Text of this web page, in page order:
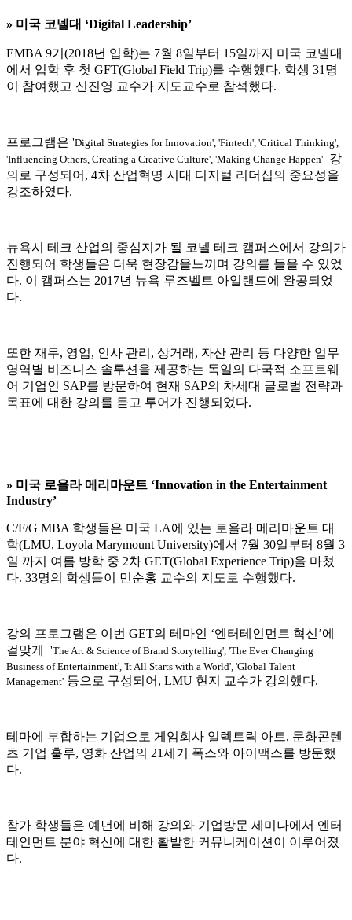
» 미국 코넬대 ‘Digital Leadership’
EMBA 9기(2018년 입학)는 7월 8일부터 15일까지 미국 코넬대
에서 입학 후 첫 GFT(Global Field Trip)를 수행했다. 학생 31명
이 참여했고 신진영 교수가 지도교수로 참석했다.
프로그램은 'Digital Strategies for Innovation', 'Fintech', 'Critical Thinking',
'Influencing Others, Creating a Creative Culture', 'Making Change Happen' 강
의로 구성되어, 4차 산업혁명 시대 디지털 리더십의 중요성을
강조하였다.
뉴욕시 테크 산업의 중심지가 될 코넬 테크 캠퍼스에서 강의가
진행되어 학생들은 더욱 현장감을느끼며 강의를 들을 수 있었
다. 이 캠퍼스는 2017년 뉴욕 루즈벨트 아일랜드에 완공되었
다.
또한 재무, 영업, 인사 관리, 상거래, 자산 관리 등 다양한 업무
영역별 비즈니스 솔루션을 제공하는 독일의 다국적 소프트웨
어 기업인 SAP를 방문하여 현재 SAP의 차세대 글로벌 전략과
목표에 대한 강의를 듣고 투어가 진행되었다.
» 미국 로욜라 메리마운트 ‘Innovation in the Entertainment
Industry’
C/F/G MBA 학생들은 미국 LA에 있는 로욜라 메리마운트 대
학(LMU, Loyola Marymount University)에서 7월 30일부터 8월 3
일 까지 여름 방학 중 2차 GET(Global Experience Trip)을 마쳤
다. 33명의 학생들이 민순홍 교수의 지도로 수행했다.
강의 프로그램은 이번 GET의 테마인 ‘엔터테인먼트 혁신’에
걸맞게 'The Art & Science of Brand Storytelling', 'The Ever Changing
Business of Entertainment', 'It All Starts with a World', 'Global Talent
Management' 등으로 구성되어, LMU 현지 교수가 강의했다.
테마에 부합하는 기업으로 게임회사 일렉트릭 아트, 문화콘텐
츠 기업 훌루, 영화 산업의 21세기 폭스와 아이맥스를 방문했
다.
참가 학생들은 예년에 비해 강의와 기업방문 세미나에서 엔터
테인먼트 분야 혁신에 대한 활발한 커뮤니케이션이 이루어졌
다.